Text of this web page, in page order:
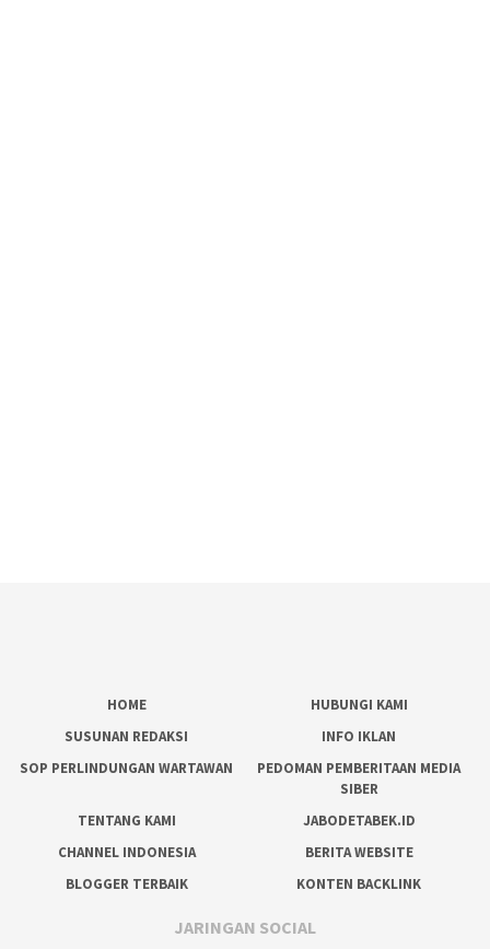
HOME
HUBUNGI KAMI
SUSUNAN REDAKSI
INFO IKLAN
SOP PERLINDUNGAN WARTAWAN
PEDOMAN PEMBERITAAN MEDIA
SIBER
TENTANG KAMI
JABODETABEK.ID
CHANNEL INDONESIA
BERITA WEBSITE
BLOGGER TERBAIK
KONTEN BACKLINK
JARINGAN SOCIAL